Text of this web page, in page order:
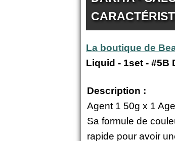
La boutique de
Liquid - 1set - #5B
Description :
Agent 1 50g x 1
Sa formule de
rapide pour avoir